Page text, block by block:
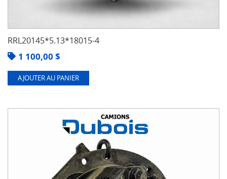
RRL20145*5.13*18015-4
1 100,00 $
AJOUTER AU PANIER